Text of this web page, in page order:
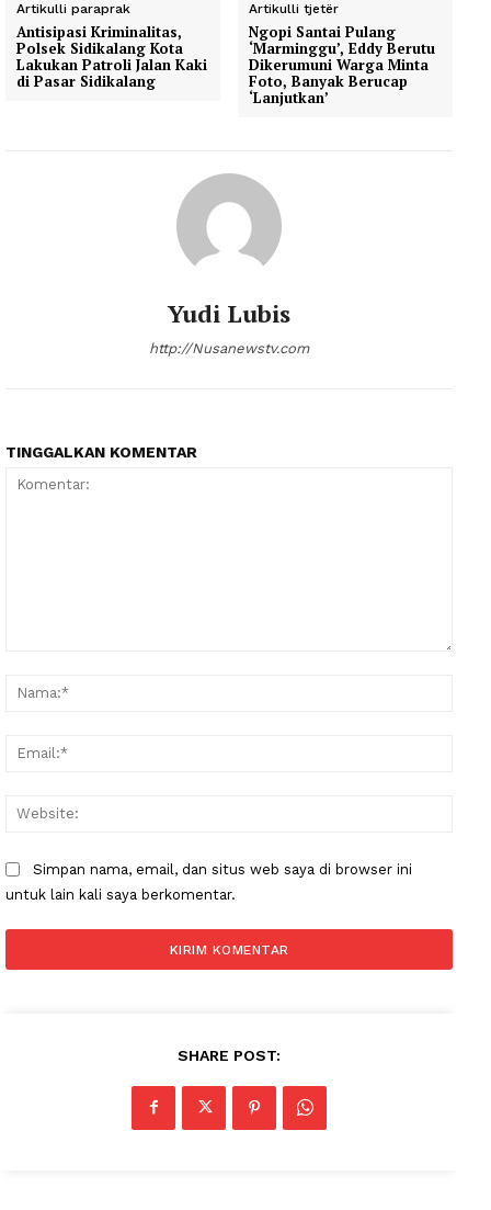
Artikulli paraprak
Antisipasi Kriminalitas,
Polsek Sidikalang Kota
Lakukan Patroli Jalan Kaki
di Pasar Sidikalang
Artikulli tjetër
Ngopi Santai Pulang
‘Marminggu’, Eddy Berutu
Dikerumuni Warga Minta
Foto, Banyak Berucap
‘Lanjutkan’
Yudi Lubis
http://Nusanewstv.com
TINGGALKAN KOMENTAR
Simpan nama, email, dan situs web saya di browser ini
untuk lain kali saya berkomentar.
SHARE POST: